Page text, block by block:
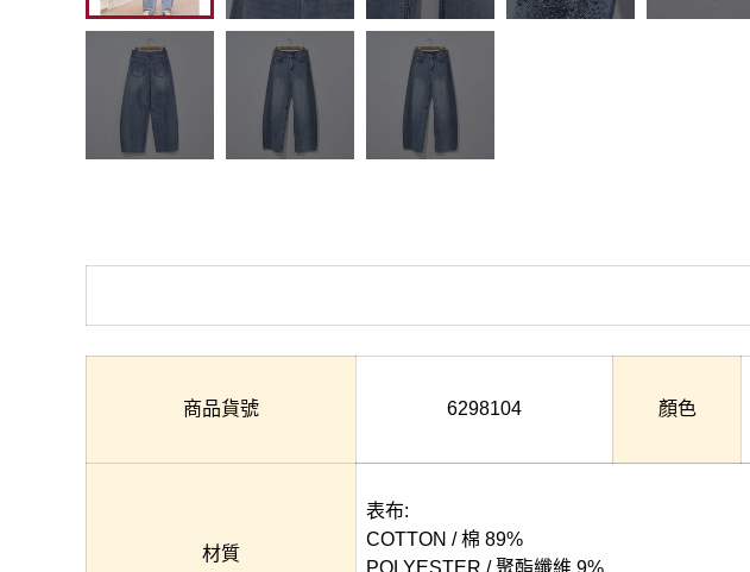
商品貨號 6298104 顏色
材質
表布:
COTTON / 棉 89%
POLYESTER / 聚酯纖維 9%